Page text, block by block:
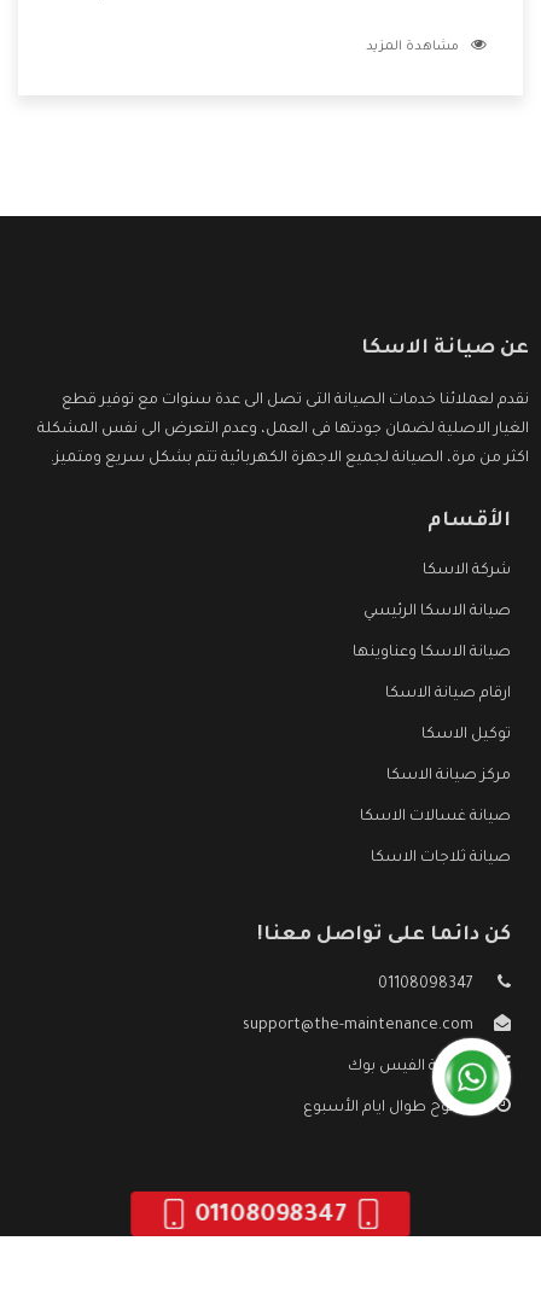
الشركة بها والتى تكون منها خدمة الصيانة التى تكون من أهم
مشاهدة المزيد
عن صيانة الاسكا
نقدم لعملائنا خدمات الصيانة التى تصل الى عدة سنوات مع توفير قطع
الغيار الاصلية لضمان جودتها فى العمل، وعدم التعرض الى نفس المشكلة
اكثر من مرة، الصيانة لجميع الاجهزة الكهربائية تتم بشكل سريع ومتميز.
الأقسام
شركة الاسكا
صيانة الاسكا الرئيسي
صيانة الاسكا وعناوينها
ارقام صيانة الاسكا
توكيل الاسكا
مركز صيانة الاسكا
صيانة غسالات الاسكا
صيانة ثلاجات الاسكا
كن دائما على تواصل معنا!
01108098347
support@the-maintenance.com
صفحة الفيس بوك
مفتوح طوال ايام الأسبوع
01108098347